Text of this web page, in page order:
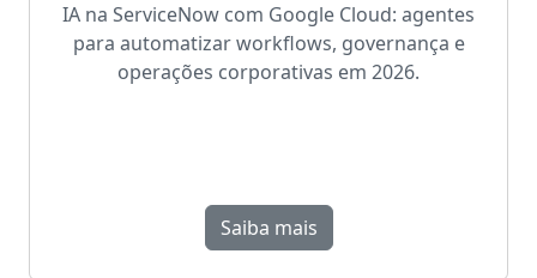
IA na ServiceNow com Google Cloud: agentes
para automatizar workflows, governança e
operações corporativas em 2026.
Saiba mais